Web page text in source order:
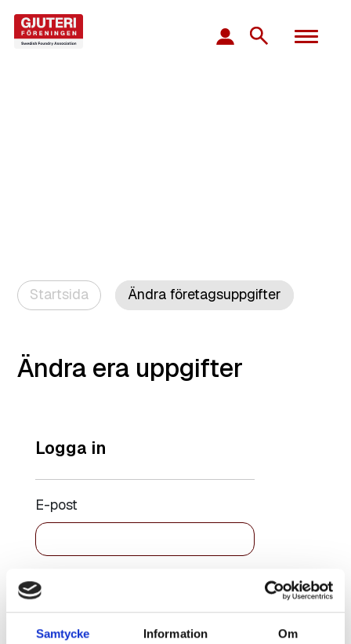
Samtycke Information Om
Startsida Ändra företagsuppgifter
Ändra era uppgifter
Logga in
E-post
Lösenord